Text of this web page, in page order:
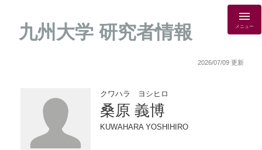
九州大学 研究者情報 メニュー
2026/07/09 更新
クワハラ ヨシヒロ
桑原 義博
KUWAHARA YOSHIHIRO